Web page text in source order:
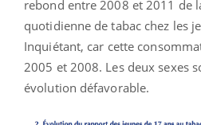
rebond entre 2008 et 2011 de
quotidienne de tabac chez les
Inquiétant, car cette
2005 et 2008. Les deux sexes
évolution défavorable.